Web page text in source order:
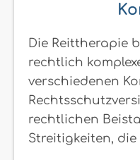
Die Reittherapie
rechtlich
verschiedenen
rechtlichen
Streitigkeiten,